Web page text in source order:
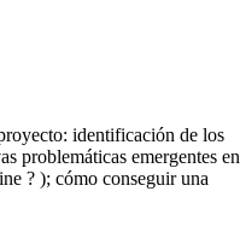
identificación de los
problemáticas emergentes en
? ); cómo conseguir una